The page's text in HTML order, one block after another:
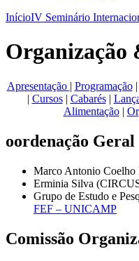
InícioIV Seminário
Organização
Apresentação | Programação|
| Cursos| Cabarés|
Alimentação|
oordenação Geral
Marco Antonio
Erminia Silva
Grupo de Estudo e
FEF – UNICAMP
Comissão